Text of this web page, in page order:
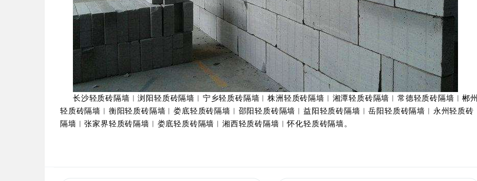
长沙轻质砖隔墙︱浏阳轻质砖隔墙︱宁乡轻质砖隔墙︱株洲轻质砖隔墙︱湘潭轻质砖隔墙︱常德轻质砖隔墙︱郴州
轻质砖隔墙︱衡阳轻质砖隔墙︱娄底轻质砖隔墙︱邵阳轻质砖隔墙︱益阳轻质砖隔墙︱岳阳轻质砖隔墙︱永州轻质砖
隔墙︱张家界轻质砖隔墙︱娄底轻质砖隔墙︱湘西轻质砖隔墙︱怀化轻质砖隔墙。